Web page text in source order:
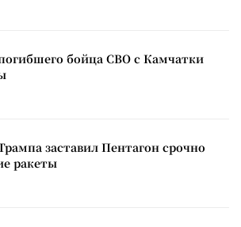
бойца СВО с Камчатки
заставил Пентагон срочно
ракеты